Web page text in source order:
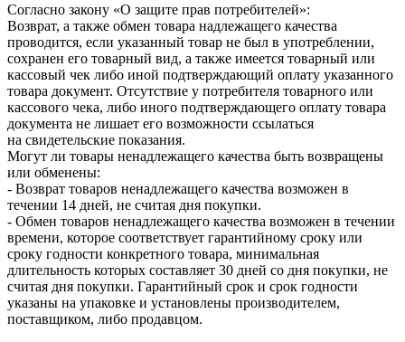
Согласно закону «О защите прав потребителей»:
Возврат, а также обмен товара надлежащего качества
проводится, если указанный товар не был в употреблении,
сохранен его товарный вид, а также имеется товарный или
кассовый чек либо иной подтверждающий оплату указанного
товара документ. Отсутствие у потребителя товарного или
кассового чека, либо иного подтверждающего оплату товара
документа не лишает его возможности ссылаться
на свидетельские показания.
Могут ли товары ненадлежащего качества быть возвращены
или обменены:
- Возврат товаров ненадлежащего качества возможен в
течении 14 дней, не считая дня покупки.
- Обмен товаров ненадлежащего качества возможен в течении
времени, которое соответствует гарантийному сроку или
сроку годности конкретного товара, минимальная
длительность которых составляет 30 дней со дня покупки, не
считая дня покупки. Гарантийный срок и срок годности
указаны на упаковке и установлены производителем,
поставщиком, либо продавцом.